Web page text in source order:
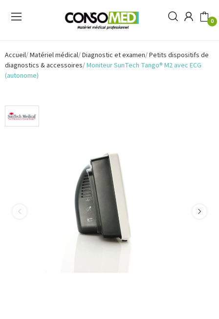
0
Accueil Matériel médical Diagnostic et examen Petits dispositifs de
diagnostics & accessoires Moniteur SunTech Tango® M2 avec ECG
(autonome)